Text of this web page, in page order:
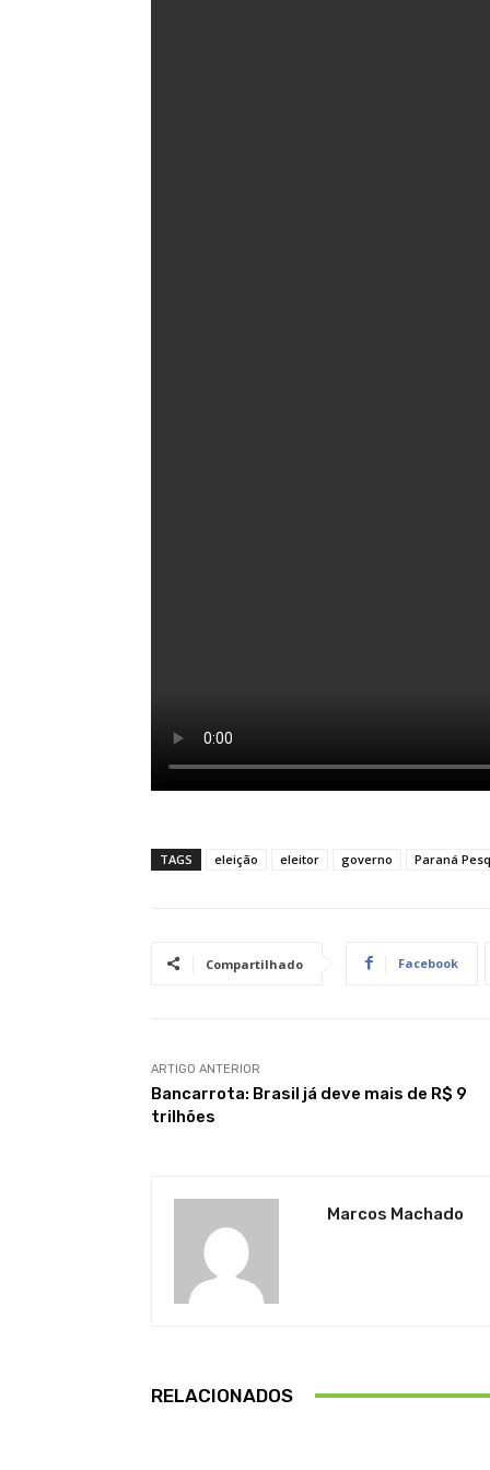
TAGS eleição eleitor governo Paraná
Compartilhado Facebook
ARTIGO ANTERIOR
Bancarrota: Brasil já deve mais de R$ 9
trilhões
Marcos Machado
RELACIONADOS